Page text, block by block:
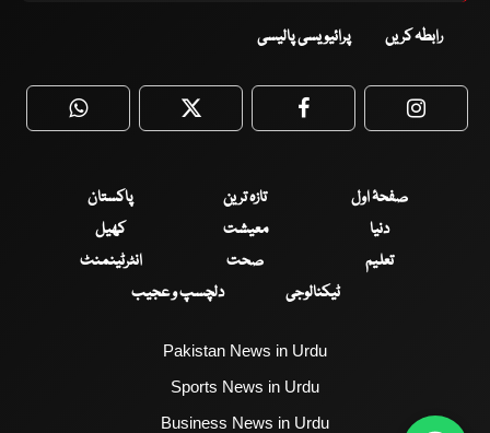
رابطہ کریں پرائیویسی پالیسی
WhatsApp Twitter Facebook
صفحۂ اول تازہ ترین
پاکستان
دنیا
معیشت
کھیل
تعلیم
صحت
انٹرٹینمنٹ
ٹیکنالوجی
دلچسپ و عجیب
Pakistan News in Urdu
Sports News in Urdu
Business News in Urdu